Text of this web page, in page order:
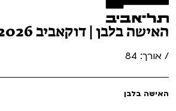
האישה בלבן | דוקאביב 2026
/ אורך: 84
האישה בלבן